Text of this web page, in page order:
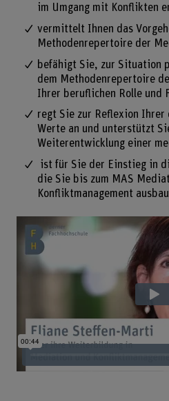
im Umgang mit Konflikten
vermittelt Ihnen das
Methodenrepertoire der
befähigt Sie, zur Situation
dem Methodenrepertoire
Ihrer beruflichen Rolle und
regt Sie zur Reflexion Ihrer
Werte an und unterstützt
Weiterentwicklung einer
ist für Sie der Einstieg in
die Sie bis zum MAS
Konfliktmanagement